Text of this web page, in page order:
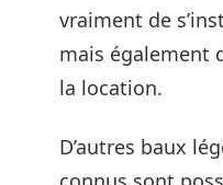
vraiment de
mais également
la location.
D’autres baux